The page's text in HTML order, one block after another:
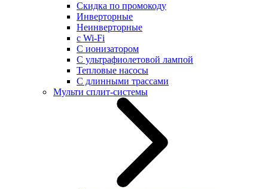
Скидка по промокоду
Инверторные
Неинверторные
с Wi-Fi
С ионизатором
С ультрафиолетовой лампой
Тепловые насосы
С длинными трассами
Мульти сплит-системы